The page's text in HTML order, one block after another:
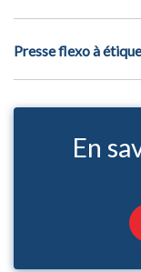
Presse flexo à
En